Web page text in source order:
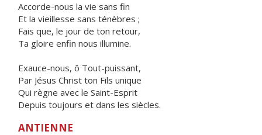
Accorde-nous la vie sans fin
Et la vieillesse sans ténèbres ;
Fais que, le jour de ton retour,
Ta gloire enfin nous illumine.
Exauce-nous, ô Tout-puissant,
Par Jésus Christ ton Fils unique
Qui règne avec le Saint-Esprit
Depuis toujours et dans les siècles.
ANTIENNE